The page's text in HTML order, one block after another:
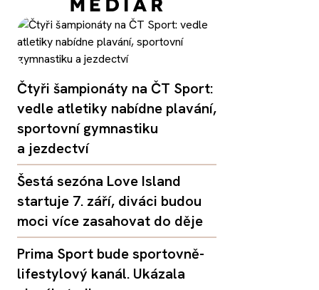
Čtyři šampionáty na ČT Sport:
vedle atletiky nabídne plavání,
sportovní gymnastiku
a jezdectví
Šestá sezóna Love Island
startuje 7. září, diváci budou
moci více zasahovat do děje
Prima Sport bude sportovně-
lifestylový kanál. Ukázala